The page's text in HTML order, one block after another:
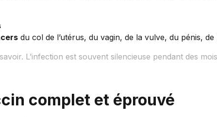
du col de l’utérus, du vagin, de la vulve, du pénis, de
L’infection est souvent silencieuse pendant des
complet et éprouvé